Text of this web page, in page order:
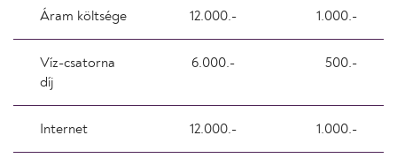
Áram költsége 12.000.- 1.000.-
Víz-csatorna
díj
6.000.- 500.-
Internet 12.000.- 1.000.-